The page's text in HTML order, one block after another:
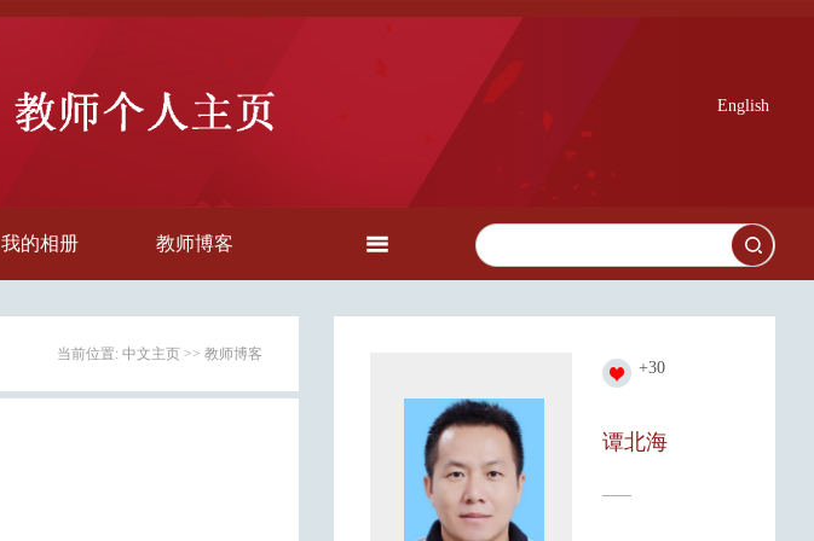
English
我的相册 教师博客
当前位置: 中文主页 >> 教师博客
+30
谭北海